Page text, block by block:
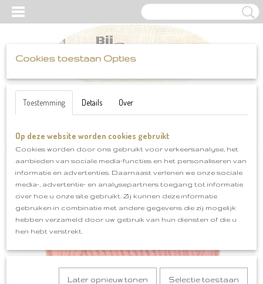
Inloggen Registreren UW WINKELWAGEN
Home >Scheepjes>Softfun>Softfun klnr 2449
Cookies toestaan Opties
Toestemming Details Over
Op deze website worden cookies gebruikt
Cookies worden door ons gebruikt voor verkeersanalyse, het
aanbieden van sociale media-functies en het personaliseren van
informatie en advertenties. Daarnaast verlenen we onze sociale
media-, advertentie- en analysepartners toegang tot informatie
over hoe u onze site gebruikt. Zij kunnen deze informatie
gebruiken in combinatie met andere gegevens die zij mogelijk
hebben verzameld door uw gebruik van hun diensten of die u
hen hebt verstrekt.
Later opnieuw tonen Selectie toestaan